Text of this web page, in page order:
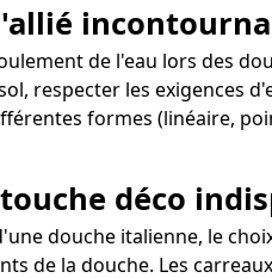
de l'eau lors des
respecter les exigences
formes (linéaire,
déco
douche italienne, le
de la douche. Les